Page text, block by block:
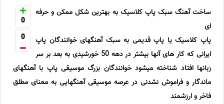
0
0
ساخت آهنگ سبک پاپ کلاسیک به بهترین شکل ممکن و حرفه
ای
پاپ کلاسیک یا پاپ قدیمی به سبک آهنگهای خوانندگان پاپ
ایرانی که کار های آنها بیشتر در دهه 50 خورشیدی به بعد بر سر
زبانها افتاد شناخته میشود خوانندگان بزرگ موسیقی پاپ با آهنگهای
ماندگار و فراموش نشدنی در عرصه موسیقی آهنگهایی به معنای مطلق
فاخر و ارزشمند